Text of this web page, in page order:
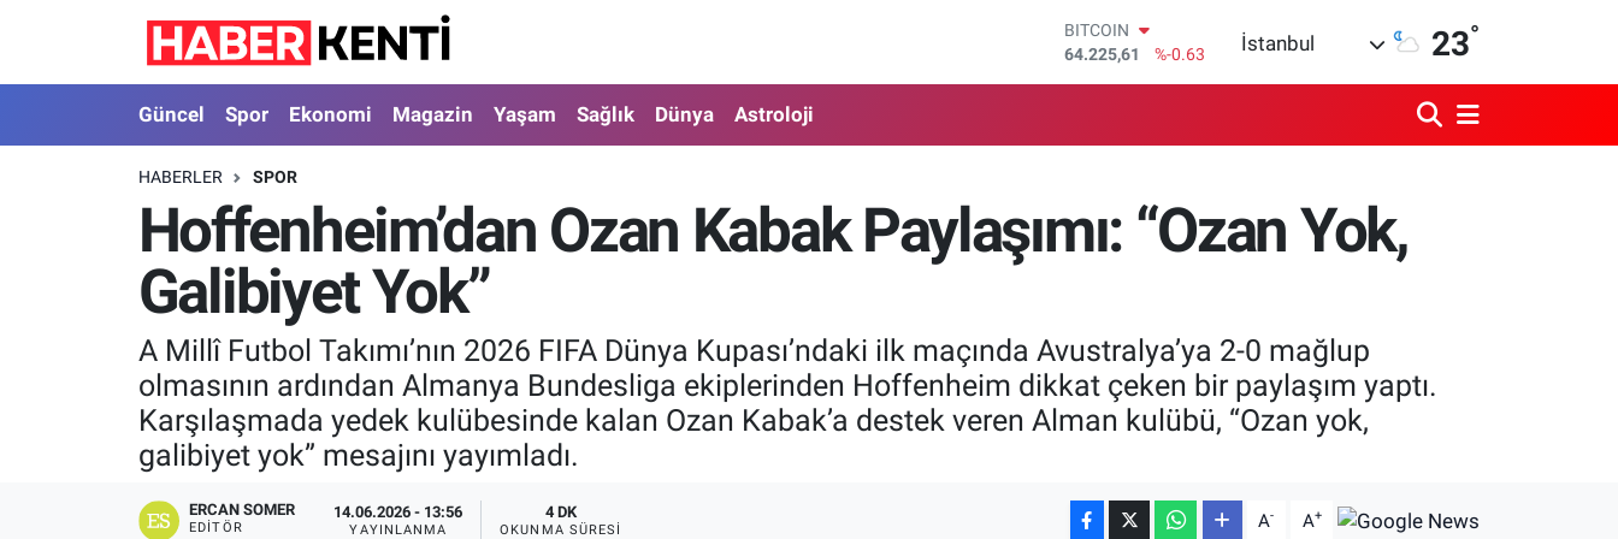
BITCOIN
64.225,61
%-0.63
55,0317
%-0.02
GRAM ALTIN
6510.40
%0.45
İstanbul 23°
Güncel Spor Ekonomi Magazin Yaşam Sağlık Dünya Astroloji
HABERLER SPOR
Hoffenheim’dan Ozan Kabak Paylaşımı: “Ozan Yok,
Galibiyet Yok”
A Millî Futbol Takımı’nın 2026 FIFA Dünya Kupası’ndaki ilk maçında Avustralya’ya 2-0 mağlup
olmasının ardından Almanya Bundesliga ekiplerinden Hoffenheim dikkat çeken bir paylaşım yaptı.
Karşılaşmada yedek kulübesinde kalan Ozan Kabak’a destek veren Alman kulübü, “Ozan yok,
galibiyet yok” mesajını yayımladı.
ERCAN SOMER
EDITÖR
14.06.2026 - 13:56
YAYINLANMA
4 DK
OKUNMA SÜRESI A- A+
Güncel
Spor
Ekonomi
Magazin
Astroloji
Nöbetçi Eczaneler
Hava Durumu
İstanbul Namaz Vakitleri
Trafik Durumu
Süper Lig Puan Durumu ve Fikstür
Tüm Manşetler
Son Dakika Haberleri
Haber Arşivi